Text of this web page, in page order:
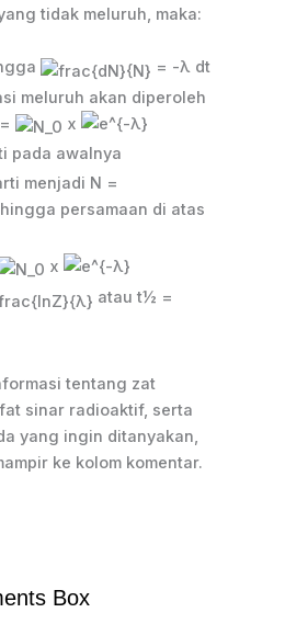
tidak meluruh, maka:
= -λ dt
meluruh akan diperoleh
=
x
pada awalnya
menjadi N =
persamaan di atas
x
atau t½ =
tentang zat
sinar radioaktif, serta
yang ingin ditanyakan,
ke kolom komentar.
Box